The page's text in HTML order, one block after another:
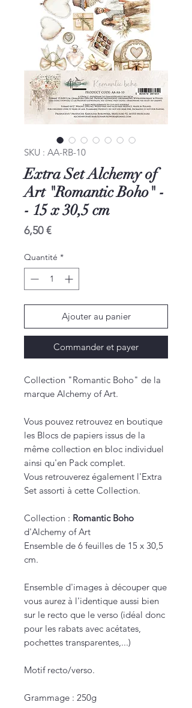
SKU : AA-RB-10
Extra Set Alchemy of
Art "Romantic Boho" -
- 15 x 30,5 cm
6,50 €Prix
Quantité *
Ajouter au panier
Commander et payer
Collection "Romantic Boho" de la
marque Alchemy of Art.
Vous pouvez retrouvez en boutique
les Blocs de papiers issus de la
même collection en bloc individuel
ainsi qu'en Pack complet.
Vous retrouverez également l'Extra
Set assorti à cette Collection.
Collection : Romantic Boho
d'Alchemy of Art
Ensemble de 6 feuilles de 15 x 30,5
cm.
Ensemble d'images à découper que
vous aurez à l'identique aussi bien
sur le recto que le verso (idéal donc
pour les rabats avec acétates,
pochettes transparentes,...)
Motif recto/verso.
Grammage : 250g